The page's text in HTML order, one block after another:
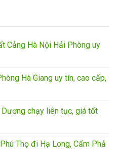
Cảng Hà Nội Hải Phòng uy
Hà Giang uy tín, cao cấp,
chạy liên tục, giá tốt
Thọ đi Hạ Long, Cẩm Phả